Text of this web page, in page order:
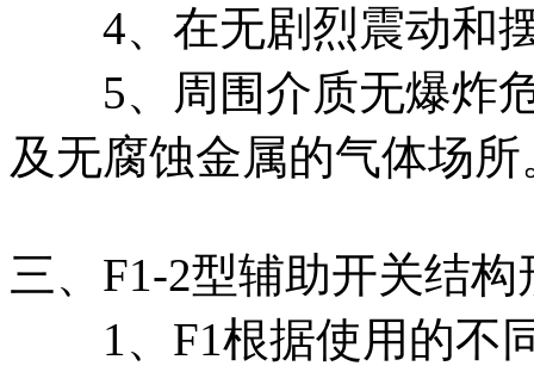
4、在无剧烈震动和
5、周围介质无爆炸危
及无腐蚀金属的气体场所
三、F1-2型辅助开关结构
1、F1根据使用的不